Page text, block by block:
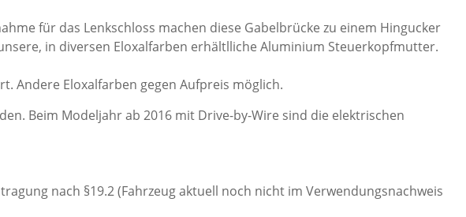
für das Lenkschloss machen diese Gabelbrücke zu einem Hingucker
in diversen Eloxalfarben erhältlliche Aluminium Steuerkopfmutter.
Andere Eloxalfarben gegen Aufpreis möglich.
Beim Modeljahr ab 2016 mit Drive-by-Wire sind die elektrischen
nach §19.2 (Fahrzeug aktuell noch nicht im Verwendungsnachweis